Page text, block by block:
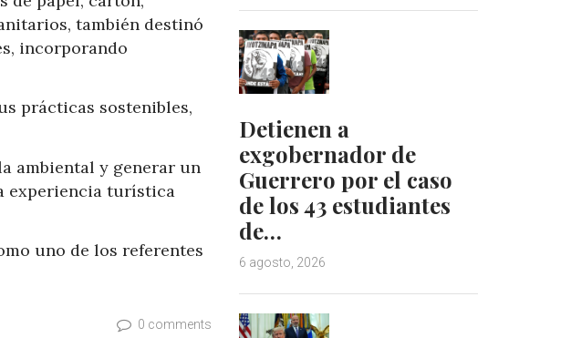
también destinó
incorporando
prácticas sostenibles,
ambiental y generar un
experiencia turística
uno de los referentes
0 comments
Detienen a
exgobernador de
Guerrero por el caso
de los 43 estudiantes
de…
6 agosto, 2026